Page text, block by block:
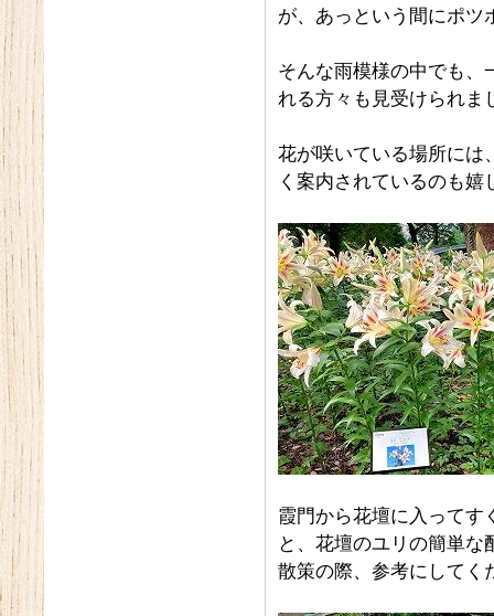
が、あっという間にポツ
そんな雨模様の中でも、
れる方々も見受けられま
花が咲いている場所には
く案内されているのも嬉
霞門から花壇に入ってす
と、花壇のユリの簡単
散策の際、参考にしてく